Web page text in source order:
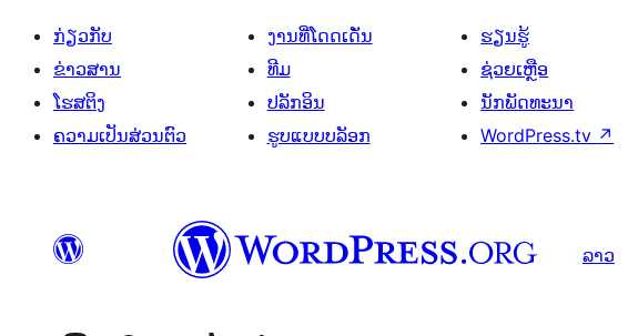
ກ່ຽວກັບ
ຂ່າວສານ
ໂຮສຕິງ
ຄວາມເປັນສ່ວນຕົວ
ງານທີ່ໂດດເດັ່ນ
ທີມ
ປລັກອິນ
ຮູບແບບບລັອກ
ຮຽນຮູ້
ຊ່ວຍເຫຼືອ
ນັກພັດທະນາ
WordPress.tv ↗
ລາວ